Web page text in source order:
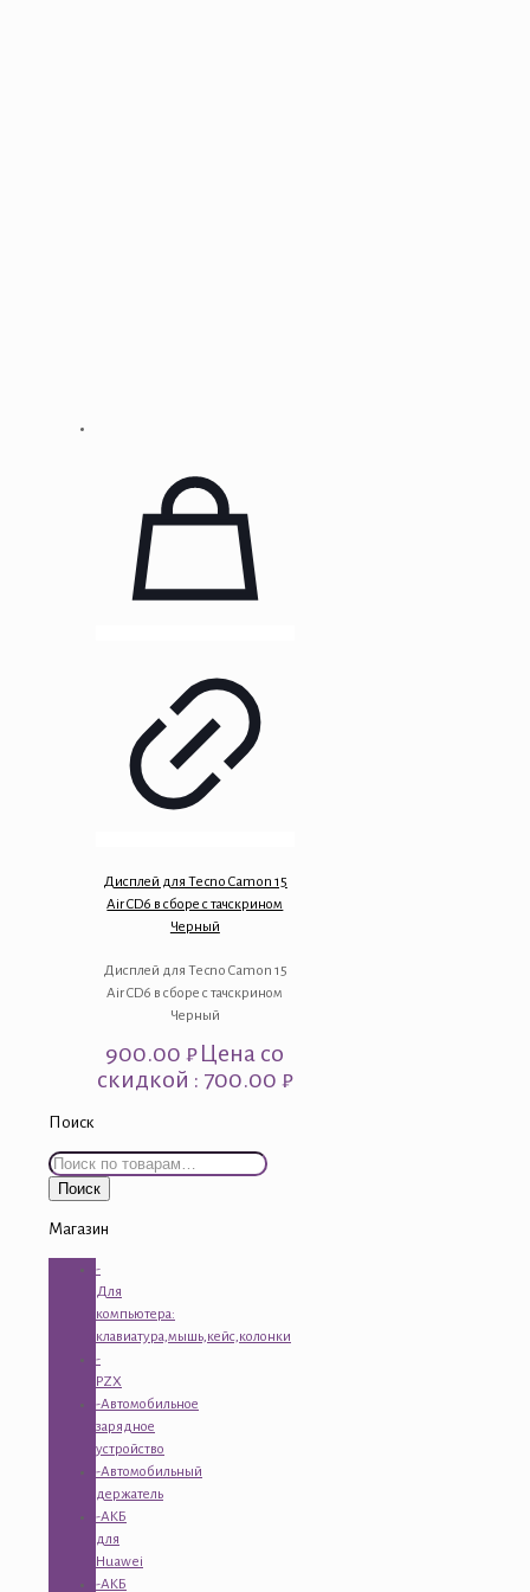
Дисплей для Tecno Camon 15
Air CD6 в сборе с тачскрином
Черный
Дисплей для Tecno Camon 15
Air CD6 в сборе с тачскрином
Черный
900.00₽Цена со
скидкой : 700.00 ₽
Поиск
Искать:
Поиск
Магазин
-
Для
компьютера:
клавиатура,мышь,кейс,колонки
-
PZX
-Автомобильное
зарядное
устройство
-Автомобильный
держатель
-АКБ
для
Huawei
-АКБ